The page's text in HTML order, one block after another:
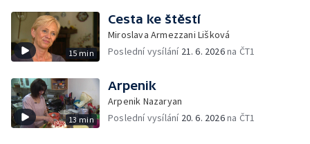
15 min
Cesta ke štěstí
Miroslava Armezzani Lišková
Poslední vysílání 21. 6. 2026na ČT1
13 min
Arpenik
Arpenik Nazaryan
Poslední vysílání 20. 6. 2026na ČT1